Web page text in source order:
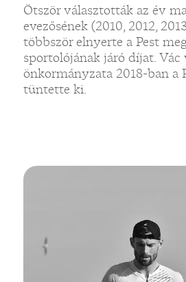
Ötször választották az év
evezősének (2010, 2012,
többször elnyerte a Pest
sportolójának járó díjat. Vác
önkormányzata 2018-ban a
tüntette ki.